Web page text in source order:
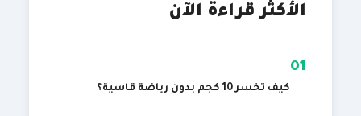
الأكثر قراءة الآن
01
كيف تخسر 10 كجم بدون رياضة قاسية؟